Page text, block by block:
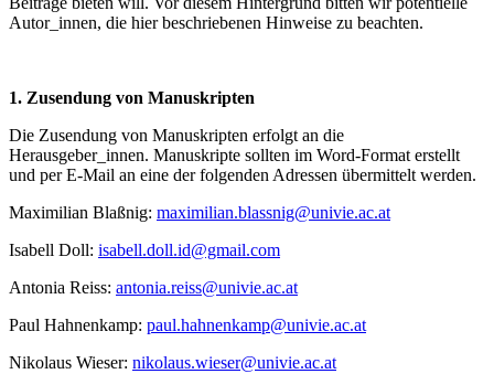
Autor_innen, die hier beschriebenen Hinweise zu beachten.
1. Zusendung von Manuskripten
Die Zusendung von Manuskripten erfolgt an die
Herausgeber_innen. Manuskripte sollten im Word-Format erstellt
und per E-Mail an eine der folgenden Adressen übermittelt werden.
Maximilian Blaßnig: maximilian.blassnig@univie.ac.at
Isabell Doll: isabell.doll.id@gmail.com
Antonia Reiss: antonia.reiss@univie.ac.at
Paul Hahnenkamp: paul.hahnenkamp@univie.ac.at
Nikolaus Wieser: nikolaus.wieser@univie.ac.at